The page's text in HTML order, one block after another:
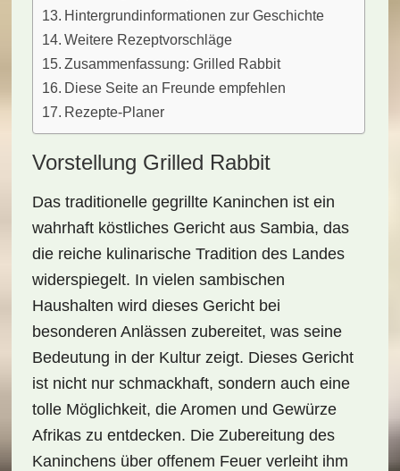
Hintergrundinformationen zur Geschichte
Weitere Rezeptvorschläge
Zusammenfassung: Grilled Rabbit
Diese Seite an Freunde empfehlen
Rezepte-Planer
Vorstellung Grilled Rabbit
Das traditionelle gegrillte Kaninchen ist ein
wahrhaft köstliches Gericht aus Sambia, das
die reiche kulinarische Tradition des Landes
widerspiegelt. In vielen sambischen
Haushalten wird dieses Gericht bei
besonderen Anlässen zubereitet, was seine
Bedeutung in der Kultur zeigt. Dieses Gericht
ist nicht nur schmackhaft, sondern auch eine
tolle Möglichkeit, die Aromen und Gewürze
Afrikas zu entdecken. Die Zubereitung des
Kaninchens über offenem Feuer verleiht ihm